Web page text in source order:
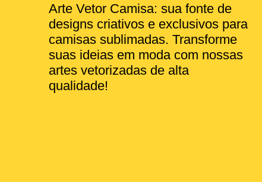
Arte Vetor Camisa: sua fonte de
designs criativos e exclusivos para
camisas sublimadas. Transforme
suas ideias em moda com nossas
artes vetorizadas de alta
qualidade!